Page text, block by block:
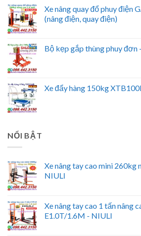
Xe nâng quay đổ phuy điện
(nâng điện, quay điện)
Bộ kẹp gắp thùng phuy đơn
Xe đẩy hàng 150kg
NỔI BẬT
Xe nâng tay cao mini 260kg
NIULI
Xe nâng tay cao 1 tấn nâng
E1.0T/1.6M - NIULI